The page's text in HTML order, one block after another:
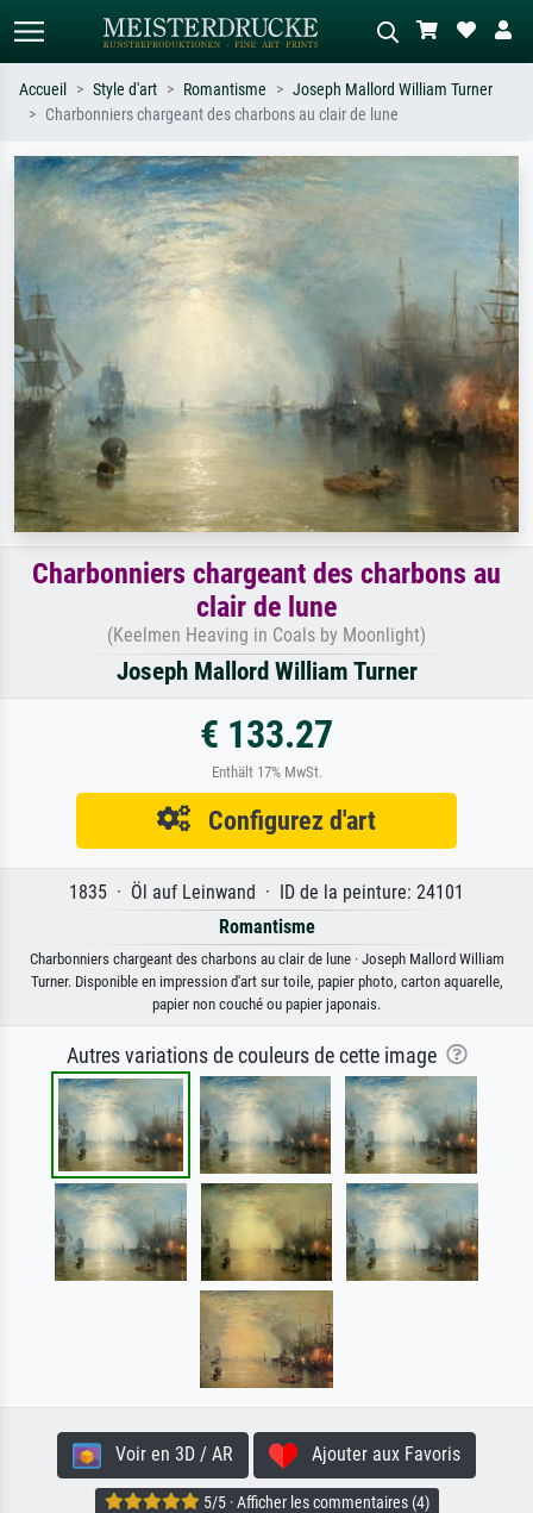
Recherchez par artiste, titre ou style –
ex. Monet, Nuit étoilée,
impressionnisme, vague de Hokusai,
nu.
Décrivez la scène – ex. prairie verte,
abstrait avec beaucoup de rouge,
tableau sombre, nu debout près d'un
Accueil Style d'art Romantisme
Joseph Mallord William Turner
Charbonniers chargeant des charbons au clair de lune
Charbonniers chargeant des charbons au
clair de lune
(Keelmen Heaving in Coals by Moonlight)
Joseph Mallord William Turner
€ 133.27
Enthält 17% MwSt.
Configurez d'art
1835 · Öl auf Leinwand · ID de la peinture: 24101
Romantisme
Charbonniers chargeant des charbons au clair de lune · Joseph Mallord William
Turner. Disponible en impression d'art sur toile, papier photo, carton aquarelle,
papier non couché ou papier japonais.
Autres variations de couleurs de cette image
Voir en 3D / AR Ajouter aux Favoris
5/5 · Afficher les commentaires (4)